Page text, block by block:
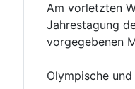
Am vorletzten
Jahrestagung
vorgegebenen
Olympische